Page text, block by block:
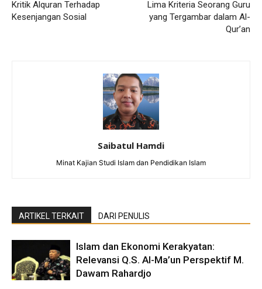
Kritik Alquran Terhadap
Kesenjangan Sosial
Lima Kriteria Seorang Guru
yang Tergambar dalam Al-
Qur’an
Saibatul Hamdi
Minat Kajian Studi Islam dan Pendidikan Islam
ARTIKEL TERKAIT DARI PENULIS
Islam dan Ekonomi Kerakyatan:
Relevansi Q.S. Al-Ma’un Perspektif M.
Dawam Rahardjo